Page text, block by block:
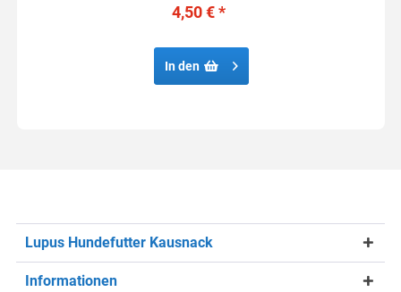
4,50 € *
In den
Lupus Hundefutter Kausnack
Informationen